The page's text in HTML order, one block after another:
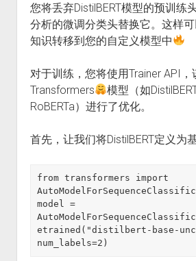
您将丢弃DistilBERT模型的预训练
分析的微调分类头替换它。这样可
知识转移到您的自定义模型中
对于训练，您将使用Trainer API，
Transformers
模型（如
RoBERTa）进行了优化。
首先，让我们将DistilBERT定义为
from transformers import
model =
etrained("distilbert-base-
num_labels=2)